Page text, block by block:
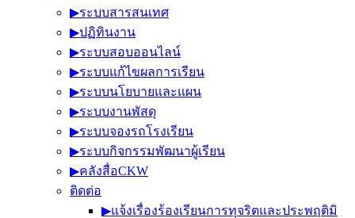
▶︎ระบบสารสนเทศ
▶︎ปฏิทินงาน
▶︎ระบบสอบออนไลน์
▶︎ระบบแก้ไขผลการเรียน
▶︎ระบบนโยบายและแผน
▶︎ระบบงานพัสดุ
▶︎ระบบจองรถโรงเรียน
▶︎ระบบกิจกรรมพัฒนาผู้เรียน
▶︎คลังสื่อCKW
ติดต่อ
▶︎แจ้งเรื่องร้องเรียนการทุจริตและประพฤติมิ